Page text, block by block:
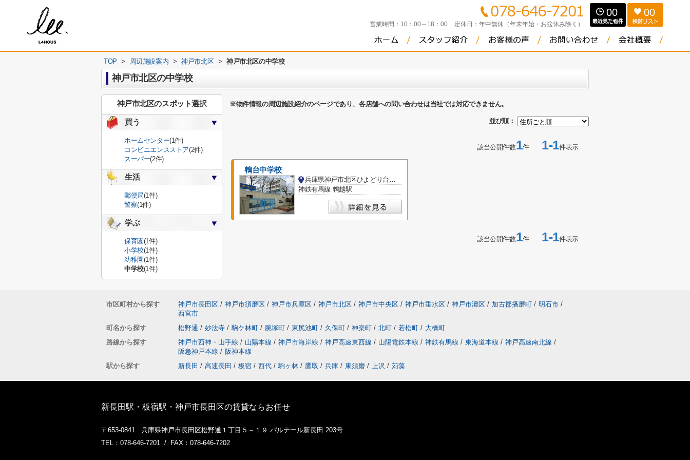
営業時間： 10：00～18：00 定休日： 年中無休（年末年始・お盆休み除く）
00 00
TOP > 周辺施設案内 > 神戸市北区 > 神戸市北区の中学校
神戸市北区の中学校
※物件情報の周辺施設紹介のページであり、各店舗への問い合わせは当社では対応できません。
並び順：
該当公開件数1件1-1件表示
鵯台中学校
兵庫県神戸市北区ひよどり台１丁目
神鉄有馬線 鵯越駅
該当公開件数1件1-1件表示
神戸市北区のスポット選択
買う
ホームセンター(1件)
コンビニエンスストア(2件)
スーパー(2件)
生活
郵便局(1件)
警察(1件)
学ぶ
保育園(1件)
小学校(1件)
幼稚園(1件)
中学校(1件)
市区町村から探す 神戸市長田区 / 神戸市須磨区 / 神戸市兵庫区 / 神戸市北区 / 神戸市中央区 / 神戸市垂水区 / 神戸市灘区 / 加古郡播磨町 / 明石市 /
西宮市
町名から探す
松野通 / 妙法寺 / 駒ケ林町 / 腕塚町 / 東尻池町 / 久保町 / 神楽町 / 北町 / 若松町 / 大橋町
路線から探す
神戸市西神・山手線 / 山陽本線 / 神戸市海岸線 / 神戸高速東西線 / 山陽電鉄本線 / 神鉄有馬線 / 東海道本線 / 神戸高速南北線 /
阪急神戸本線 / 阪神本線
駅から探す
新長田 / 高速長田 / 板宿 / 西代 / 駒ヶ林 / 鷹取 / 兵庫 / 東須磨 / 上沢 / 苅藻
新長田駅・板宿駅・神戸市長田区の賃貸ならお任せ
〒653-0841 兵庫県神戸市長田区松野通１丁目５－１９ パルテール新長田 203号
TEL：078-646-7201 / FAX：078-646-7202